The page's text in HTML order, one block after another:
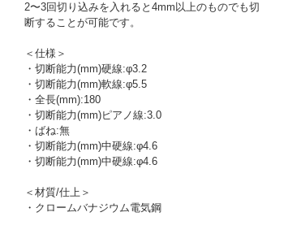
2〜3回切り込みを入れると4mm以上のものでも切
断することが可能です。
＜仕様＞
・切断能力(mm)硬線:φ3.2
・切断能力(mm)軟線:φ5.5
・全長(mm):180
・切断能力(mm)ピアノ線:3.0
・ばね:無
・切断能力(mm)中硬線:φ4.6
・切断能力(mm)中硬線:φ4.6
＜材質/仕上＞
・クロームバナジウム電気鋼